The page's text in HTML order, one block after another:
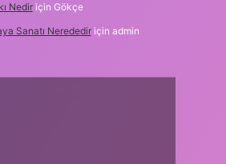
Nediriçin Gökçe
Sanatı Neredediriçin admin